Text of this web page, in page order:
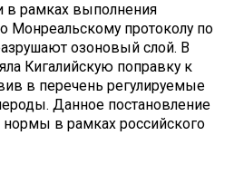
в рамках выполнения
Монреальскому протоколу по
озоновый слой. В
Кигалийскую поправку к
в перечень регулируемые
Данное постановление
в рамках российского